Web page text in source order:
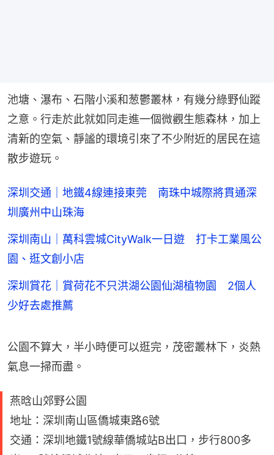
池塘、瀑布、石階小溪和葱鬱叢林，有幾分綠野仙蹤
之意。行走於此就如同走進一個微觀生態森林，加上
清新的空氣、靜謐的環境引來了不少附近的居民在這
散步遊玩。
深圳交通｜地鐵4線連接東莞 南珠中城際將貫通深
圳廣州中山珠海
深圳南山｜萬科雲城CityWalk一日遊 打卡工業風公
園、逛文創小店
深圳賞花｜賞荷花不只洪湖公園仙湖植物園 2個人
少好去處推薦
公園不算大，半小時便可以逛完，茂密叢林下，炎熱
氣息一掃而盡。
燕晗山郊野公園
地址：深圳南山區僑城東路6號
交通：深圳地鐵1號線華僑城站B出口，步行800多